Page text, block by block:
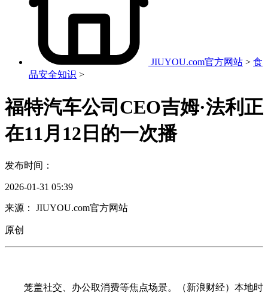
JIUYOU.com官方网站 > 食
品安全知识 >
福特汽车公司CEO吉姆·法利正
在11月12日的一次播
发布时间：
2026-01-31 05:39
来源： JIUYOU.com官方网站
原创
笼盖社交、办公取消费等焦点场景。（新浪财经）本地时